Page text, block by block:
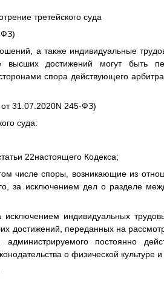
третейского суда
ФЗ)
а также индивидуальные
высших достижений могут быть
спора действующего
31.07.2020N 245-ФЗ)
суда:
22настоящего Кодекса;
числе споры, возникающие из
за исключением дел о разделе
индивидуальных
достижений, переданных на
администрируемого постоянно
о физической культуре и